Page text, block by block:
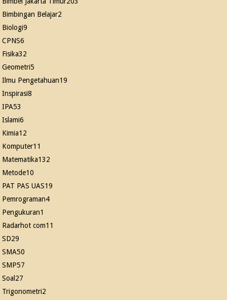
Bimbingan Belajar2
Biologi9
CPNS6
Fisika32
Geometri5
Ilmu Pengetahuan19
Inspirasi8
IPA53
Islami6
Kimia12
Komputer11
Matematika132
Metode10
PAT PAS UAS19
Pemrograman4
Pengukuran1
Radarhot com11
SD29
SMA50
SMP57
Soal 27
Trigonometri2